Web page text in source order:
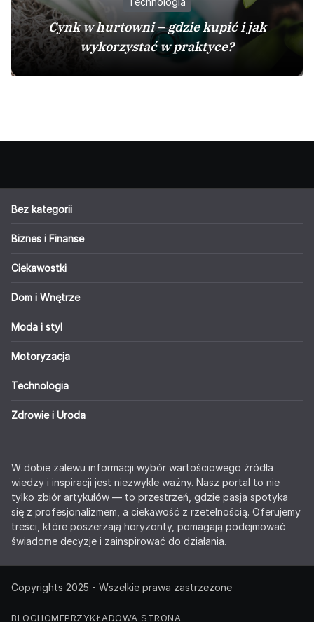
Cynk w hurtowni – gdzie kupić i jak
wykorzystać w praktyce?
Bez kategorii
Biznes i Finanse
Ciekawostki
Dom i Wnętrze
Moda i styl
Motoryzacja
Technologia
Zdrowie i Uroda
W dobie zalewu informacji wybór wartościowego źródła
wiedzy i inspiracji jest niezwykle ważny. Nasz portal to nie
tylko zbiór artykułów — to przestrzeń, gdzie pasja spotyka
się z profesjonalizmem, a ciekawość z rzetelnością. Oferujemy
treści, które poszerzają horyzonty, pomagają podejmować
świadome decyzje i zainspirować do działania.
Copyrights 2025 - Wszelkie prawa zastrzeżone
BLOGHOMEPRZYKŁADOWA STRONA